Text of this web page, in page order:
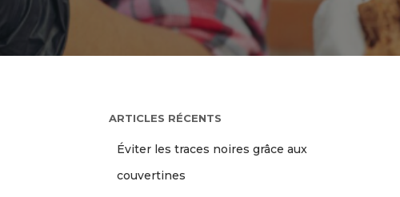
ARTICLES RÉCENTS
Éviter les traces noires grâce aux
couvertines